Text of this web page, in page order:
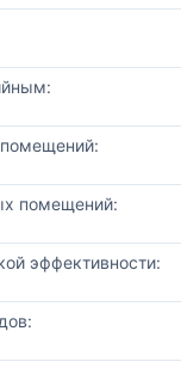
помещений:
эффективности: